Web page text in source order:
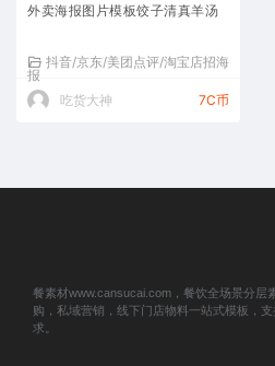
外卖海报图片模板饺子清真羊汤
抖音/京东/美团点评/淘宝店招海
报
吃货大神
7C币
餐素材www.cansucai.com，餐饮全场景分层
购，私域营销，线下门店物料一站式模板，
求。